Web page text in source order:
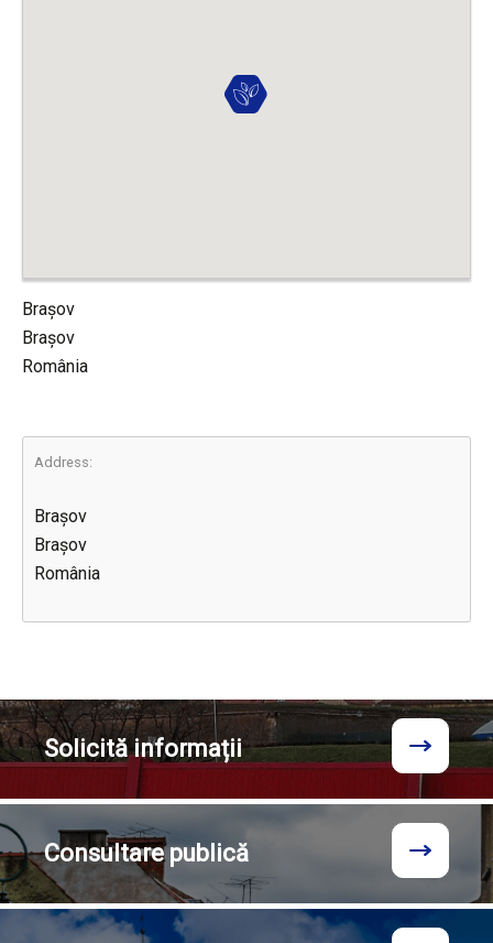
Brașov
Brașov
România
Address:
Brașov
Brașov
România
Solicităinformații
Consultarepublică